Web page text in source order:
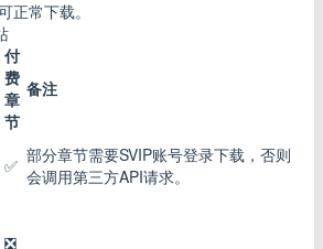
正常下载。
付
费
章
节
备注
✅ 部分章节需要SVIP账号登录下载，否则
会调用第三方API请求。
❎